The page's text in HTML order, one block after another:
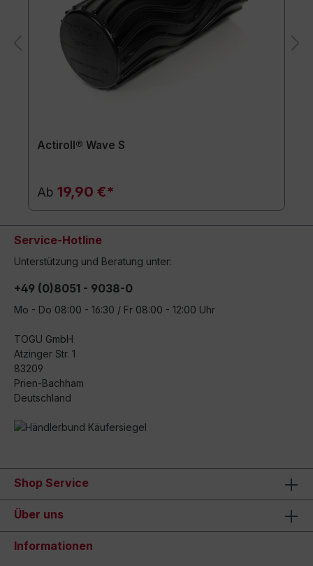
Actiroll® Wave S
Ab 19,90 €*
Service-Hotline
Unterstützung und Beratung unter:
+49 (0)8051 - 9038-0
Mo - Do 08:00 - 16:30 / Fr 08:00 - 12:00 Uhr
TOGU GmbH
Atzinger Str. 1
83209
Prien-Bachham
Deutschland
Shop Service
Über uns
Informationen